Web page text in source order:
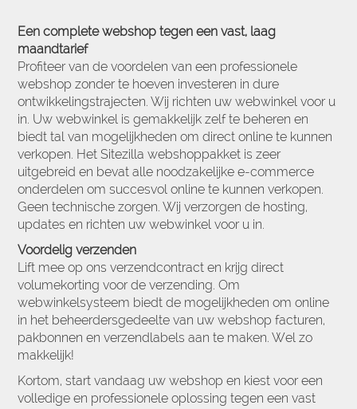
Een complete webshop tegen een vast, laag
maandtarief
Profiteer van de voordelen van een professionele
webshop zonder te hoeven investeren in dure
ontwikkelingstrajecten. Wij richten uw webwinkel voor u
in. Uw webwinkel is gemakkelijk zelf te beheren en
biedt tal van mogelijkheden om direct online te kunnen
verkopen. Het Sitezilla webshoppakket is zeer
uitgebreid en bevat alle noodzakelijke e-commerce
onderdelen om succesvol online te kunnen verkopen.
Geen technische zorgen. Wij verzorgen de hosting,
updates en richten uw webwinkel voor u in.
Voordelig verzenden
Lift mee op ons verzendcontract en krijg direct
volumekorting voor de verzending. Om
webwinkelsysteem biedt de mogelijkheden om online
in het beheerdersgedeelte van uw webshop facturen,
pakbonnen en verzendlabels aan te maken. Wel zo
makkelijk!
Kortom, start vandaag uw webshop en kiest voor een
volledige en professionele oplossing tegen een vast